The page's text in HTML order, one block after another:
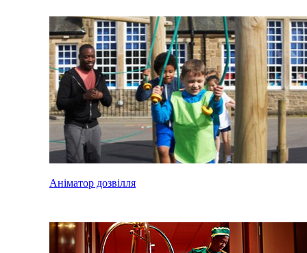
Аніматор дозвілля